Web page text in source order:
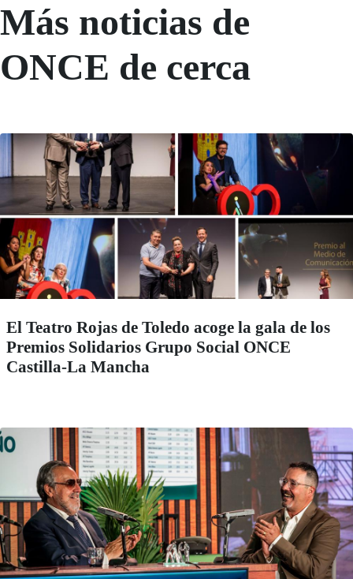
Más noticias de
ONCE de cerca
El Teatro Rojas de Toledo acoge la gala de los
Premios Solidarios Grupo Social ONCE
Castilla-La Mancha